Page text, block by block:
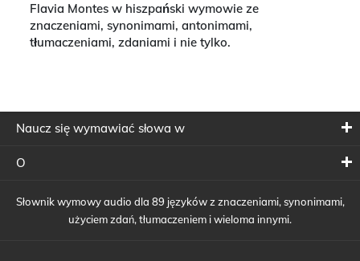
Flavia Montes w hiszpański wymowie ze
znaczeniami, synonimami, antonimami,
tłumaczeniami, zdaniami i nie tylko.
Naucz się wymawiać słowa w
O
Słownik wymowy audio dla 89 języków z znaczeniami, synonimami,
użyciem zdań, tłumaczeniem i wieloma innymi.